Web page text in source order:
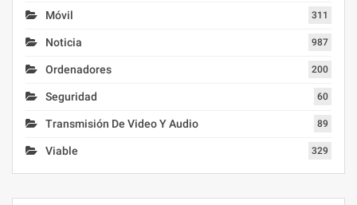
Móvil 311
Noticia 987
Ordenadores 200
Seguridad 60
Transmisión De Video Y Audio 89
Viable 329